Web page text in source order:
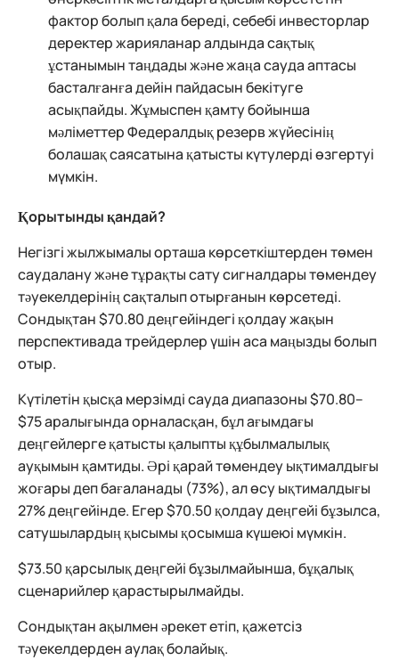
фактор болып қала береді, себебі инвесторлар
деректер жарияланар алдында сақтық
ұстанымын таңдады және жаңа сауда аптасы
басталғанға дейін пайдасын бекітуге
асықпайды. Жұмыспен қамту бойынша
мәліметтер Федералдық резерв жүйесінің
болашақ саясатына қатысты күтулерді өзгертуі
мүмкін.
Қорытынды қандай?
Негізгі жылжымалы орташа көрсеткіштерден төмен
саудалану және тұрақты сату сигналдары төмендеу
тәуекелдерінің сақталып отырғанын көрсетеді.
Сондықтан $70.80 деңгейіндегі қолдау жақын
перспективада трейдерлер үшін аса маңызды болып
отыр.
Күтілетін қысқа мерзімді сауда диапазоны $70.80–
$75 аралығында орналасқан, бұл ағымдағы
деңгейлерге қатысты қалыпты құбылмалылық
ауқымын қамтиды. Әрі қарай төмендеу ықтималдығы
жоғары деп бағаланады (73%), ал өсу ықтималдығы
27% деңгейінде. Егер $70.50 қолдау деңгейі бұзылса,
сатушылардың қысымы қосымша күшеюі мүмкін.
$73.50 қарсылық деңгейі бұзылмайынша, бұқалық
сценарийлер қарастырылмайды.
Сондықтан ақылмен әрекет етіп, қажетсіз
тәуекелдерден аулақ болайық.